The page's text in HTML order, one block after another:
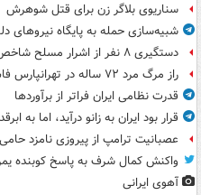
سناریوی بلاگر زن برای قتل شوهرش
شبیه‌سازی حمله به پایگاه نیروهای
دستگیری ۸ نفر از اشرار مسلح شاخص و مرتبطین گروهک های تروریستی
راز مرگ مرد ۷۲ ساله در تهرانپارس فاش شد
قدرت نظامی ایران فراتر از برآوردها
قرار بود ایران به زانو درآید، اما به
عصبانیت ترامپ از پیروزی نامزد
واکنش کمال شرف به پاسخ کوبنده
آهوی ایرانی